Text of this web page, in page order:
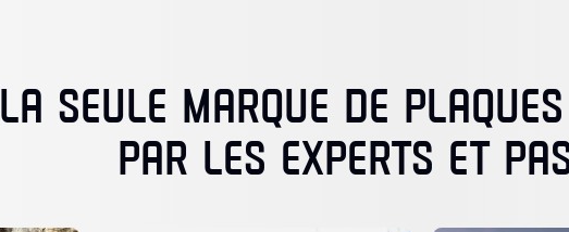
LA SEULE MARQUE DE
PAR LES EXPERTS ET